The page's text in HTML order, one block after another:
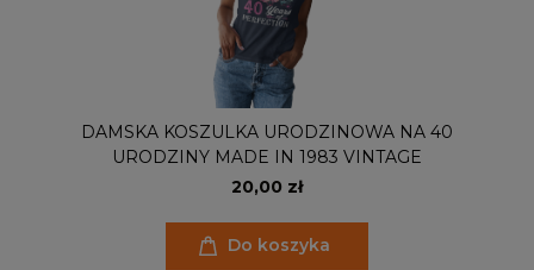
DAMSKA KOSZULKA URODZINOWA NA 40
URODZINY MADE IN 1983 VINTAGE
20,00 zł
Do koszyka